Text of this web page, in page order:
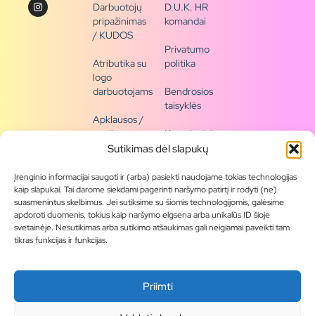
Sutikimas dėl slapukų
Įrenginio informacijai saugoti ir (arba) pasiekti naudojame tokias technologijas
kaip slapukai. Tai darome siekdami pagerinti naršymo patirtį ir rodyti (ne)
suasmenintus skelbimus. Jei sutiksime su šiomis technologijomis, galėsime
apdoroti duomenis, tokius kaip naršymo elgsena arba unikalūs ID šioje
svetainėje. Nesutikimas arba sutikimo atšaukimas gali neigiamai paveikti tam
tikras funkcijas ir funkcijas.
Priimti
Darbuotojų
pripažinimas
/ KUDOS
Atributika su
logo
darbuotojams
Apklausos /
naujienų
siena
Tapkite
partneriu
Visas
produktų
asortimentas
Produktų
D.U.K. HR
komandai
Privatumo
politika
Bendrosios
taisyklės
Kontaktai /
rekvizitai